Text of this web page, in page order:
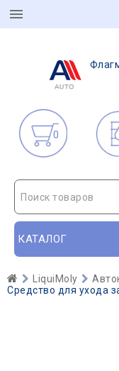
0
Поиск товаров
КАТАЛОГ
LiquiMoly
Средство для ухода